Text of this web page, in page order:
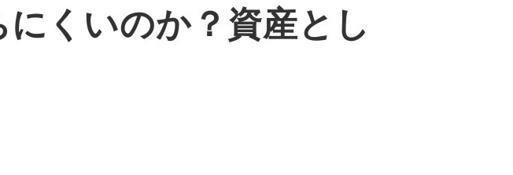
くいのか？資産とし